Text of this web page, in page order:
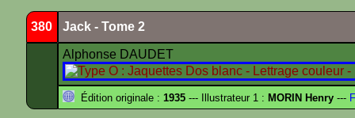
380 Jack - Tome 2
Alphonse DAUDET
Édition originale : 1935 --- Illustrateur 1 : MORIN Henry ---